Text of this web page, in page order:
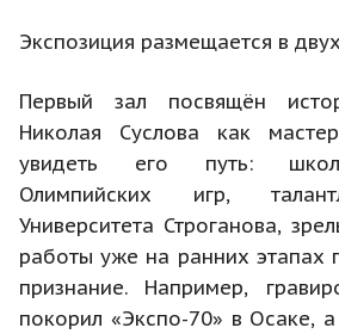
Экспозиция размещается в
Первый зал посвящён
Николая Суслова как
увидеть его путь:
Олимпийских игр,
Университета Строганова,
работы уже на ранних этапах
признание. Например,
покорил «Экспо-70» в Осаке, а